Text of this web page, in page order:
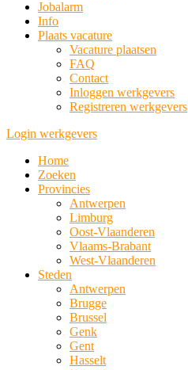
Jobalarm
Info
Plaats vacature
Vacature plaatsen
FAQ
Contact
Inloggen werkgevers
Registreren werkgevers
Login werkgevers
Home
Zoeken
Provincies
Antwerpen
Limburg
Oost-Vlaanderen
Vlaams-Brabant
West-Vlaanderen
Steden
Antwerpen
Brugge
Brussel
Genk
Gent
Hasselt